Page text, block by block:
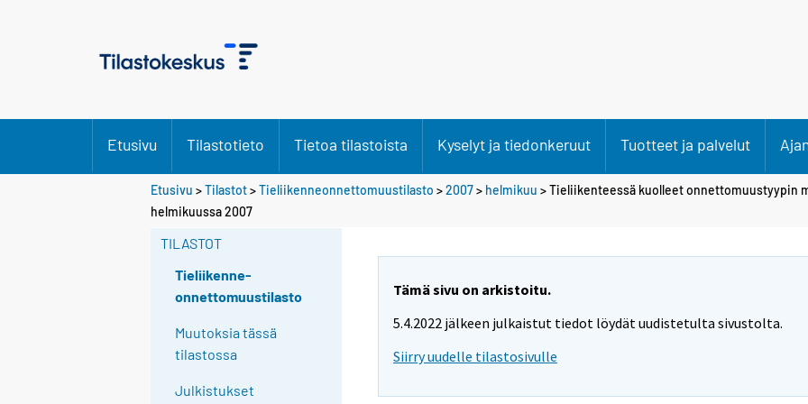
Etusivu Tilastotieto Tietoa tilastoista Kyselyt ja tiedonkeruut Tuotteet ja palvelut
Etusivu >Tilastot>Tieliikenneonnettomuustilasto >2007> helmikuu > Tieliikenteessä kuolleet onnettomuustyypin
helmikuussa 2007
TILASTOT
Tieliikenne-
onnettomuustilasto
Muutoksia tässä
tilastossa
Julkistukset
Tämä sivu on arkistoitu.
5.4.2022 jälkeen julkaistut tiedot löydät uudistetulta sivustolta.
Siirry uudelle tilastosivulle